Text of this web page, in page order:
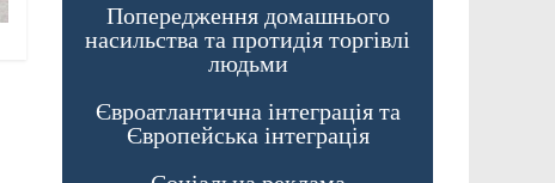
Попередження домашнього
насильства та протидія торгівлі
людьми
Євроатлантична інтеграція та
Європейська інтеграція